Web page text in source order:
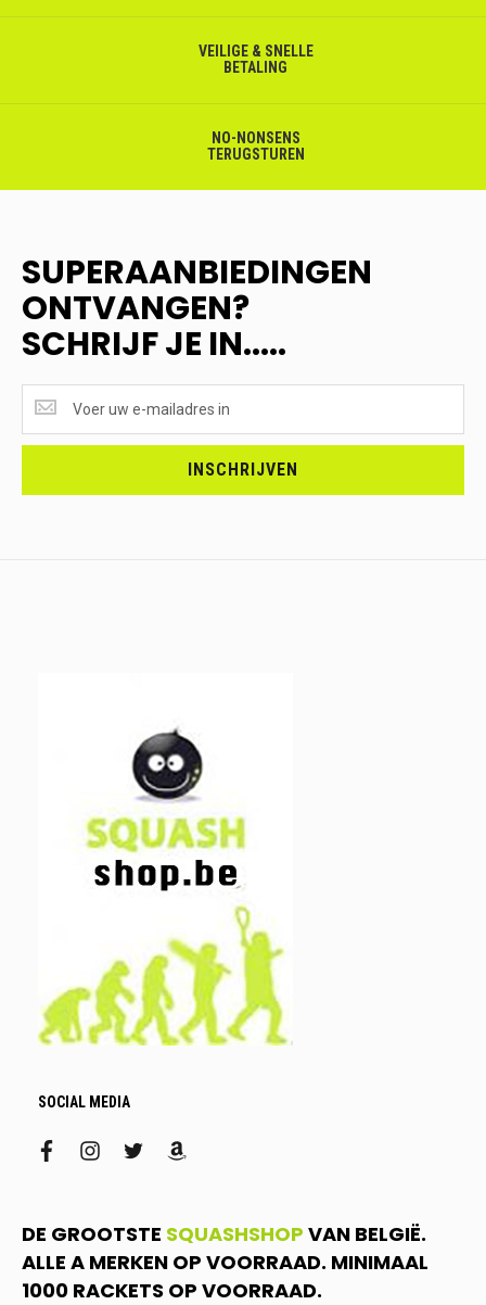
VEILIGE & SNELLE
BETALING
NO-NONSENS
TERUGSTUREN
SUPERAANBIEDINGEN
ONTVANGEN?
SCHRIJF JE IN.....
ONTVANGEN?
<br>SCHRIJF
INSCHRIJVEN
SOCIAL MEDIA
facebookinstagram
twitteramazon
DE GROOTSTE SQUASHSHOP VAN BELGIË.
ALLE A MERKEN OP VOORRAAD. MINIMAAL
1000 RACKETS OP VOORRAAD.